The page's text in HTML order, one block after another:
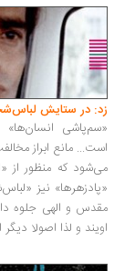
زد: در ستایش
«سم‌پاشی انسان‌ها»
است... مانع ابراز
می‌شود که منظور از
«پادزهرها» نیز
مقدس و الهی جلوه
اویند و لذا اصولا